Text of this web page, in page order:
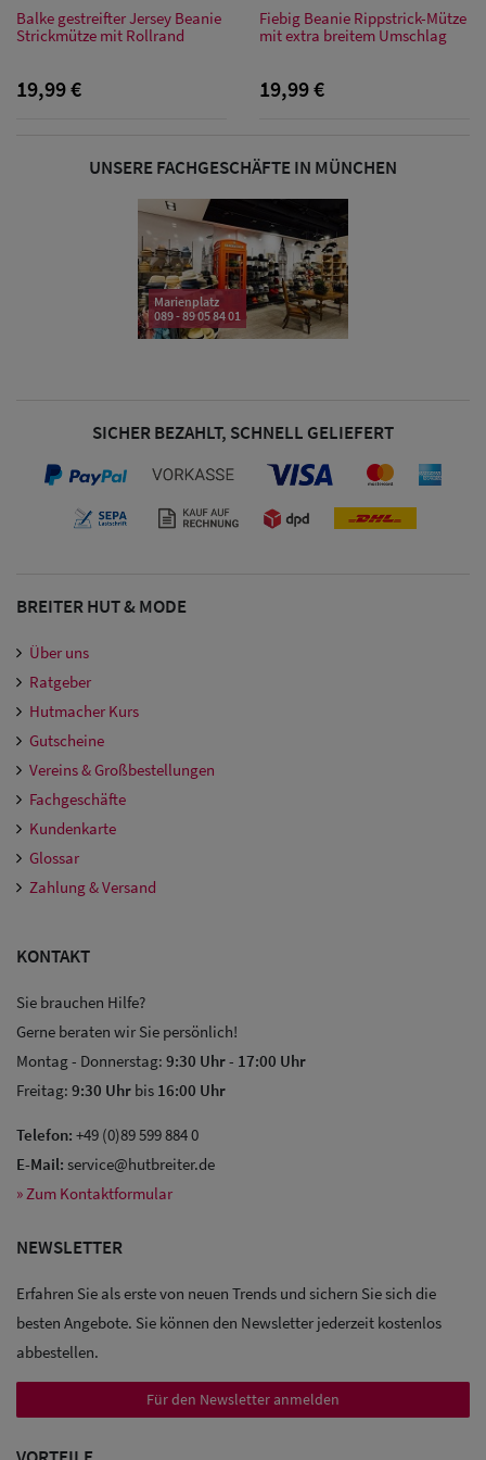
Damen Caps
Baseball Caps
Schutz Caps
Bandana Caps
Damen
Snapback Caps
(63-65 cm)
Balke gestreifter Jersey Beanie
Strickmütze mit Rollrand
19,99 €
Fiebig Beanie Rippstrick-Mütze
mit extra breitem Umschlag
19,99 €
UNSERE FACHGESCHÄFTE IN MÜNCHEN
Marienplatz
089 - 89 05 84 01
SICHER BEZAHLT, SCHNELL GELIEFERT
BREITER HUT & MODE
Über uns
Ratgeber
Hutmacher Kurs
Gutscheine
Vereins & Großbestellungen
Fachgeschäfte
Kundenkarte
Glossar
Zahlung & Versand
KONTAKT
Sie brauchen Hilfe?
Gerne beraten wir Sie persönlich!
Montag - Donnerstag: 9:30 Uhr- 17:00 Uhr
Freitag: 9:30 Uhr bis 16:00 Uhr
Telefon: +49 (0)89 599 884 0
E-Mail: service@hutbreiter.de
» Zum Kontaktformular
NEWSLETTER
Erfahren Sie als erste von neuen Trends und sichern Sie sich die
besten Angebote. Sie können den Newsletter jederzeit kostenlos
abbestellen.
Für den Newsletter anmelden